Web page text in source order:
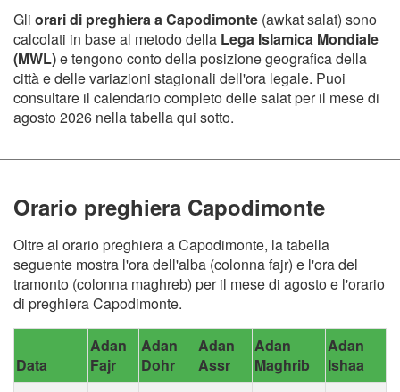
Gli orari di preghiera a Capodimonte (awkat salat) sono
calcolati in base al metodo della Lega Islamica Mondiale
(MWL)e tengono conto della posizione geografica della
città e delle variazioni stagionali dell'ora legale. Puoi
consultare il calendario completo delle salat per il mese di
agosto 2026 nella tabella qui sotto.
Orario preghiera Capodimonte
Oltre al orario preghiera a Capodimonte, la tabella
seguente mostra l'ora dell'alba (colonna fajr) e l'ora del
tramonto (colonna maghreb) per il mese di agosto e l'orario
di preghiera Capodimonte.
Data
Adan
Fajr
Adan
Dohr
Adan
Assr
Adan
Maghrib
Adan
Ishaa